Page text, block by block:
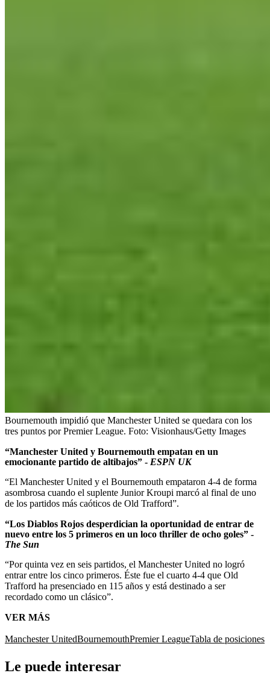
Bournemouth impidió que Manchester United se quedara con los
tres puntos por Premier League. Foto: Visionhaus/Getty Images
“Manchester United y Bournemouth empatan en un
emocionante partido de altibajos” - ESPN UK
“El Manchester United y el Bournemouth empataron 4-4 de forma
asombrosa cuando el suplente Junior Kroupi marcó al final de uno
de los partidos más caóticos de Old Trafford”.
“Los Diablos Rojos desperdician la oportunidad de entrar de
nuevo entre los 5 primeros en un loco thriller de ocho goles” -
The Sun
“Por quinta vez en seis partidos, el Manchester United no logró
entrar entre los cinco primeros. Éste fue el cuarto 4-4 que Old
Trafford ha presenciado en 115 años y está destinado a ser
recordado como un clásico”.
VER MÁS
Manchester UnitedBournemouthPremier LeagueTabla de posiciones
Le puede interesar